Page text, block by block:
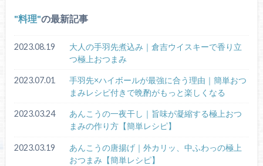
料理 の最新記事
2023.08.19
大人の手羽先煮込み｜倉吉ウイスキーで香り立
つ極上おつまみ
2023.07.01
手羽先×ハイボールが最強に合う理由｜簡単おつ
まみレシピ付きで晩酌がもっと楽しくなる
2023.03.24
あんこうの一夜干し｜旨味が凝縮する極上おつ
まみの作り方【簡単レシピ】
2023.03.19
あんこうの唐揚げ｜外カリッ、中ふわっの極上
おつまみ【簡単レシピ】